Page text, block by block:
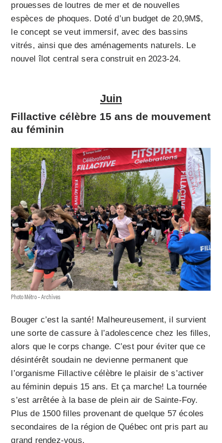
prouesses de loutres de mer et de nouvelles
espèces de phoques. Doté d’un budget de 20,9M$,
le concept se veut immersif, avec des bassins
vitrés, ainsi que des aménagements naturels. Le
nouvel îlot central sera construit en 2023-24.
Juin
Fillactive célèbre 15 ans de mouvement
au féminin
Photo Métro – Archives
Bouger c’est la santé! Malheureusement, il survient
une sorte de cassure à l’adolescence chez les filles,
alors que le corps change. C’est pour éviter que ce
désintérêt soudain ne devienne permanent que
l’organisme Fillactive célèbre le plaisir de s’activer
au féminin depuis 15 ans. Et ça marche! La tournée
s’est arrêtée à la base de plein air de Sainte-Foy.
Plus de 1500 filles provenant de quelque 57 écoles
secondaires de la région de Québec ont pris part au
grand rendez-vous.